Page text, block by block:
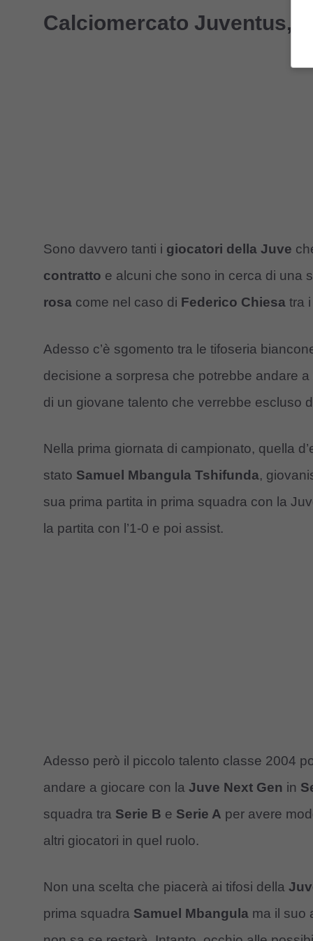
Calciomercato Juventus,
Sono davvero tanti i giocatori della Juve
contratto e alcuni che sono in cerca di una
rosa come nel caso di Federico Chiesa tra
Adesso c’è sgomento tra le tifoseria
decisione a sorpresa che potrebbe andare
di un giovane talento che verrebbe escluso
Nella prima giornata di campionato, quella
stato Samuel Mbangula Tshifunda,
sua prima partita in prima squadra con la
la partita con l’1-0 e poi assist.
Adesso però il piccolo talento classe 2004
andare a giocare con la Juve Next Gen in
squadra tra Serie B e Serie A per avere
altri giocatori in quel ruolo.
Non una scelta che piacerà ai tifosi della
prima squadra Samuel Mbangula ma il suo